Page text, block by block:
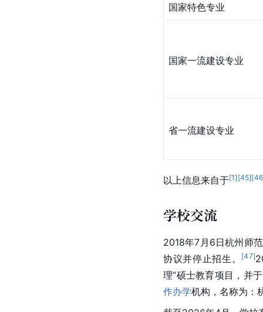
国家特色专业
国家一流建设专业
省一流建设专业
以上信息来自于[1] [45][46
学校交流
2018年7月6日杭州师
协议并停止招生。
[47]
理”硕士教育项目，并
作办学机构，名称为